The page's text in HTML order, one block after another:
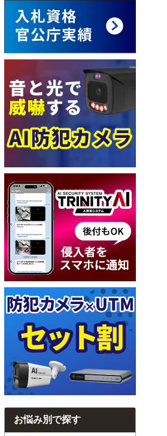
お悩み別で探す